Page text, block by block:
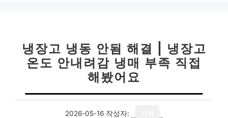
냉장고 냉동 안됨 해결 | 냉장고
온도 안내려감 냉매 부족 직접
해봤어요
2026-05-16 작성자: